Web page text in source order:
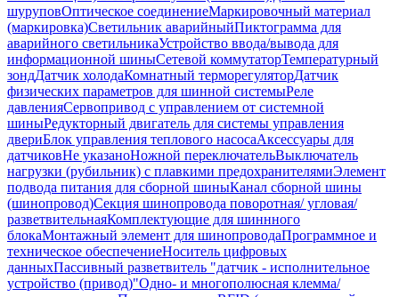
шуруповОптическое соединениеМаркировочный материал
(маркировка)Светильник аварийныйПиктограмма для
аварийного светильникаУстройство ввода/вывода для
информационной шиныСетевой коммутаторТемпературный
зондДатчик холодаКомнатный терморегуляторДатчик
физических параметров для шинной системыРеле
давленияСервопривод с управлением от системной
шиныРедукторный двигатель для системы управления
двериБлок управления теплового насосаАксессуары для
датчиковНе указаноНожной переключательВыключатель
нагрузки (рубильник) с плавкими предохранителямиЭлемент
подвода питания для сборной шиныКанал сборной шины
(шинопровод)Секция шинопровода поворотная/ угловая/
разветвительнаяКомплектующие для шиннного
блокаМонтажный элемент для шинопроводаПрограммное и
техническое обеспечениеНоситель цифровых
данныхПассивный разветвитель "датчик - исполнительное
устройство (привод)"Одно- и многополюсная клемма/